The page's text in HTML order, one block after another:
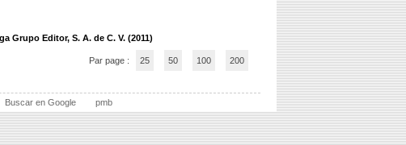
Grupo Editor, S. A. de C. V. (2011)
Par page : 25 50 100 200
Buscar en Google pmb